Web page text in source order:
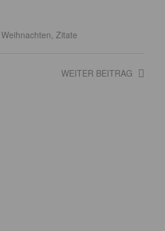
Weihnachten, Zitate
WEITER BEITRAG